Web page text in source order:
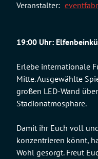
19:00 Uhr:
Erlebe internationale
Mitte. Ausgewählte
großen LED-Wand
Stadionatmosphäre.
Damit ihr Euch voll
konzentrieren könnt,
Wohl gesorgt. Freut
Veranstalter: